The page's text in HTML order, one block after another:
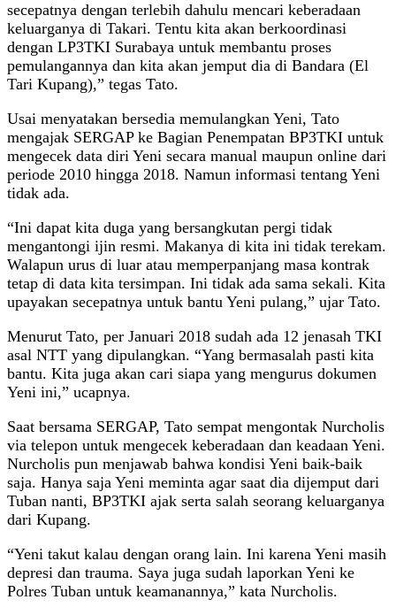
secepatnya dengan terlebih dahulu mencari keberadaan
keluarganya di Takari. Tentu kita akan berkoordinasi
dengan LP3TKI Surabaya untuk membantu proses
pemulangannya dan kita akan jemput dia di Bandara (El
Tari Kupang),” tegas Tato.
Usai menyatakan bersedia memulangkan Yeni, Tato
mengajak SERGAP ke Bagian Penempatan BP3TKI untuk
mengecek data diri Yeni secara manual maupun online dari
periode 2010 hingga 2018. Namun informasi tentang Yeni
tidak ada.
“Ini dapat kita duga yang bersangkutan pergi tidak
mengantongi ijin resmi. Makanya di kita ini tidak terekam.
Walapun urus di luar atau memperpanjang masa kontrak
tetap di data kita tersimpan. Ini tidak ada sama sekali. Kita
upayakan secepatnya untuk bantu Yeni pulang,” ujar Tato.
Menurut Tato, per Januari 2018 sudah ada 12 jenasah TKI
asal NTT yang dipulangkan. “Yang bermasalah pasti kita
bantu. Kita juga akan cari siapa yang mengurus dokumen
Yeni ini,” ucapnya.
Saat bersama SERGAP, Tato sempat mengontak Nurcholis
via telepon untuk mengecek keberadaan dan keadaan Yeni.
Nurcholis pun menjawab bahwa kondisi Yeni baik-baik
saja. Hanya saja Yeni meminta agar saat dia dijemput dari
Tuban nanti, BP3TKI ajak serta salah seorang keluarganya
dari Kupang.
“Yeni takut kalau dengan orang lain. Ini karena Yeni masih
depresi dan trauma. Saya juga sudah laporkan Yeni ke
Polres Tuban untuk keamanannya,” kata Nurcholis.